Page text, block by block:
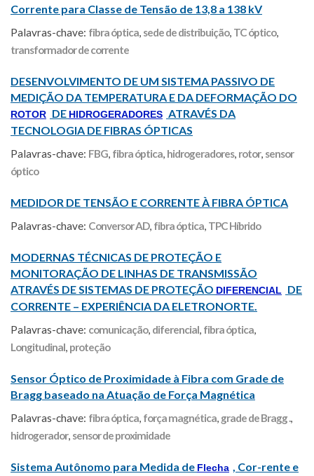
Corrente para Classe de Tensão de 13,8 a 138 kV
Palavras-chave: fibra óptica, sede de distribuição, TC óptico,
transformador de corrente
DESENVOLVIMENTO DE UM SISTEMA PASSIVO DE
MEDIÇÃO DA TEMPERATURA E DA DEFORMAÇÃO DO
ROTOR DE HIDROGERADORES ATRAVÉS DA
TECNOLOGIA DE FIBRAS ÓPTICAS
Palavras-chave: FBG, fibra óptica, hidrogeradores, rotor, sensor
óptico
MEDIDOR DE TENSÃO E CORRENTE À FIBRA ÓPTICA
Palavras-chave: Conversor AD, fibra óptica, TPC Híbrido
MODERNAS TÉCNICAS DE PROTEÇÃO E
MONITORAÇÃO DE LINHAS DE TRANSMISSÃO
ATRAVÉS DE SISTEMAS DE PROTEÇÃO DIFERENCIAL
DE
CORRENTE – EXPERIÊNCIA DA ELETRONORTE.
Palavras-chave: comunicação, diferencial, fibra óptica,
Longitudinal, proteção
Sensor Óptico de Proximidade à Fibra com Grade de
Bragg baseado na Atuação de Força Magnética
Palavras-chave: fibra óptica, força magnética, grade de Bragg .,
hidrogerador, sensor de proximidade
Sistema Autônomo para Medida de Flecha , Cor-rente e